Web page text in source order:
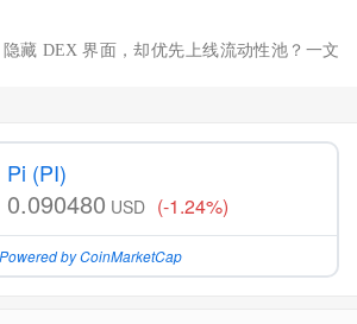
隐藏 DEX 界面，却优先上线流动性池？一文
Pi (PI)
0.090480 USD (-1.24%)
Powered by CoinMarketCap